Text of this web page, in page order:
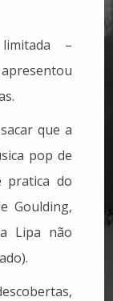
–
que a
pop de
pratica do
Goulding,
Lipa não